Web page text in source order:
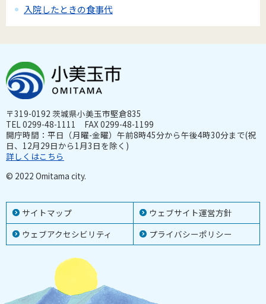
入院したときの食事代
サイトマップ
ウェブサイト運営方針
ウェブアクセシビリティ
プライバシーポリシー
〒319-0192 茨城県小美玉市堅倉835
TEL 0299-48-1111 FAX 0299-48-1199
開庁時間：平日（月曜-金曜）午前8時45分から午後4時30分まで(祝
日、12月29日から1月3日を除く)
詳しくはこちら
© 2022 Omitama city.